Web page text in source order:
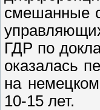
смешанные
ГДР по
оказалась
на
10-15 лет.